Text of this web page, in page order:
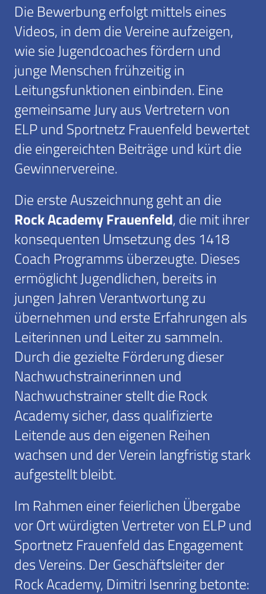
Die Bewerbung erfolgt mittels eines
Videos, in dem die Vereine aufzeigen,
wie sie Jugendcoaches fördern und
junge Menschen frühzeitig in
Leitungsfunktionen einbinden. Eine
gemeinsame Jury aus Vertretern von
ELP und Sportnetz Frauenfeld bewertet
die eingereichten Beiträge und kürt die
Gewinnervereine.
Die erste Auszeichnung geht an die
Rock Academy Frauenfeld, die mit ihrer
konsequenten Umsetzung des 1418
Coach Programms überzeugte. Dieses
ermöglicht Jugendlichen, bereits in
jungen Jahren Verantwortung zu
übernehmen und erste Erfahrungen als
Leiterinnen und Leiter zu sammeln.
Durch die gezielte Förderung dieser
Nachwuchstrainerinnen und
Nachwuchstrainer stellt die Rock
Academy sicher, dass qualifizierte
Leitende aus den eigenen Reihen
wachsen und der Verein langfristig stark
aufgestellt bleibt.
Im Rahmen einer feierlichen Übergabe
vor Ort würdigten Vertreter von ELP und
Sportnetz Frauenfeld das Engagement
des Vereins. Der Geschäftsleiter der
Rock Academy, Dimitri Isenring betonte: